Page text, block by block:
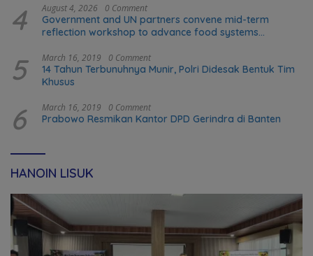
4 August 4, 2026 0 Comment
Government and UN partners convene mid-term
reflection workshop to advance food systems
5 March 16, 2019 0 Comment
14 Tahun Terbunuhnya Munir, Polri Didesak Bentuk Tim
Khusus
6 March 16, 2019 0 Comment
Prabowo Resmikan Kantor DPD Gerindra di Banten
HANOIN LISUK